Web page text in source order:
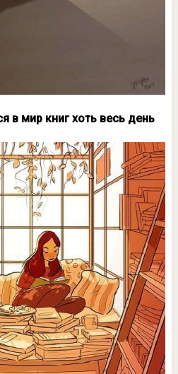
в мир книг хоть весь день